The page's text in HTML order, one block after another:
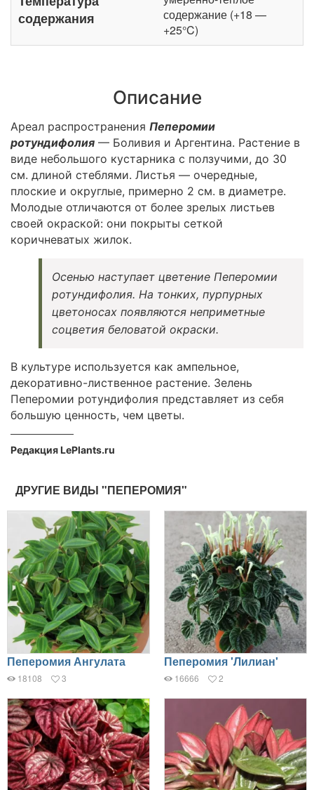
содержания
содержание (+18 —
+25°C)
Описание
Ареал распространения Пеперомии
ротундифолия — Боливия и Аргентина. Растение в
виде небольшого кустарника с ползучими, до 30
см. длиной стеблями. Листья — очередные,
плоские и округлые, примерно 2 см. в диаметре.
Молодые отличаются от более зрелых листьев
своей окраской: они покрыты сеткой
коричневатых жилок.
Осенью наступает цветение Пеперомии
ротундифолия. На тонких, пурпурных
цветоносах появляются неприметные
соцветия беловатой окраски.
В культуре используется как ампельное,
декоративно-лиственное растение. Зелень
Пеперомии ротундифолия представляет из себя
большую ценность, чем цветы.
Редакция LePlants.ru
ДРУГИЕ ВИДЫ "ПЕПЕРОМИЯ"
Пеперомия Ангулата
18108 3
Пеперомия 'Лилиан'
16666 2